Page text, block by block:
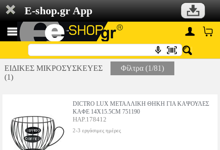
E-shop.gr App
ΕΙΔΙΚΕΣ ΜΙΚΡΟΣΥΣΚΕΥΕΣ
(1)
Φίλτρα (1/81)
DICTRO LUX ΜΕΤΑΛΛΙΚΗ ΘΗΚΗ ΓΙΑ ΚΑΨΟΥΛΕΣ
ΚΑΦΕ 14X15.5CM 751190
HAP.178412
2-3 εργάσιμες ημέρες